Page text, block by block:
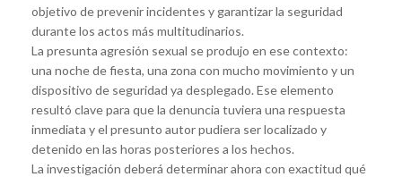
objetivo de prevenir incidentes y garantizar la seguridad
durante los actos más multitudinarios.
La presunta agresión sexual se produjo en ese contexto:
una noche de fiesta, una zona con mucho movimiento y un
dispositivo de seguridad ya desplegado. Ese elemento
resultó clave para que la denuncia tuviera una respuesta
inmediata y el presunto autor pudiera ser localizado y
detenido en las horas posteriores a los hechos.
La investigación deberá determinar ahora con exactitud qué